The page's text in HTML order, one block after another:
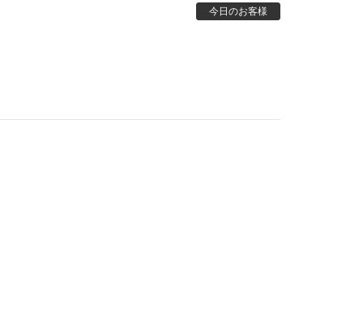
今日のお客様